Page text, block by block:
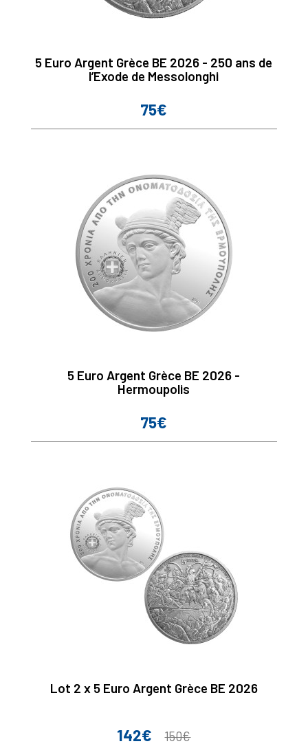
5 Euro Argent Grèce BE 2026 - 250 ans de
l’Exode de Messolonghi
Prix
75€
5 Euro Argent Grèce BE 2026 -
Hermoupolis
Prix
75€
Lot 2 x 5 Euro Argent Grèce BE 2026
Prix
142€
Prix
150€